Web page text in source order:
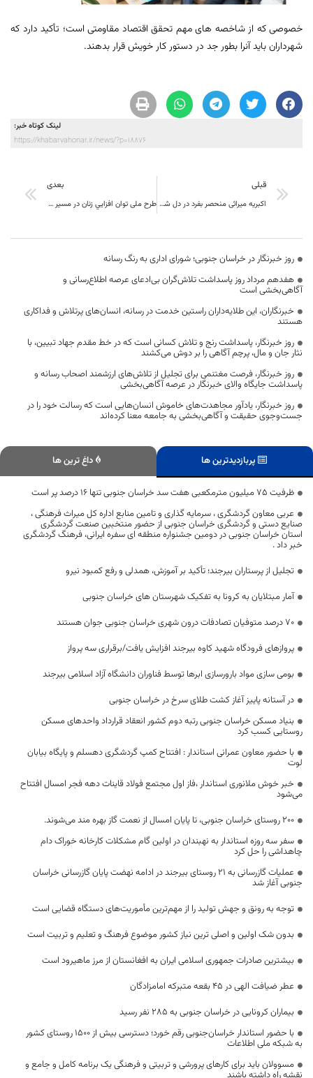
خصوصی که از شاخصه های مهم تحقق اقتصاد مقاومتی است؛ تأکید دارد که
شهرداران باید آنرا بطور جد در دستور کار خویش قرار بدهند.
لینک کوتاه خبر:
https://khabarvahonar.ir/news/?p=18876
قبلی
اکبریه میراثی منحصر بفرد در دل شهر که باید آن را از مشکلات رهاند
بعدی
طرح ملی توان افزايي زنان در مسير كسب و كار در استان اجرا می شود
روز خبرنگار در خراسان جنوبی؛ شورای اداری به رنگ رسانه
هفدهم مرداد روز پاسداشت تلاش‌گران بی‌ادعای عرصه اطلاع‌رسانی و
آگاهی‌بخشی است
خبرنگاران، این طلایه‌داران راستین خدمت در رسانه، انسان‌های پرتلاش و فداکاری
هستند
روز خبرنگار، پاسداشت رنج و تلاش کسانی است که در خط مقدم جهاد تبیین، با
نثار جان و مال، پرچم آگاهی را بر دوش می‌کشند
روز خبرنگار، فرصت مغتنمی برای تجلیل از تلاش‌های ارزشمند اصحاب رسانه و
پاسداشت جایگاه والای خبرنگار در عرصه آگاهی‌بخشی
روز خبرنگار، یادآور مجاهدت‌های خاموش انسان‌هایی است که رسالت خود را در
جست‌وجوی حقیقت و آگاهی‌بخشی به جامعه معنا کرده‌اند
پربازدیدترین ها داغ ترین ها
ظرفیت ۷۵ میلیون مترمکعبی هفت سد خراسان جنوبی تنها ۱۶ درصد پر است
عربی معاون گردشگری ، سرمایه گذاری و تامین منابع اداره کل میراث فرهنگی ،
صنایع دستی و گردشگری خراسان جنوبی از حضور منتخبین صنعت گردشگری
استان خراسان جنوبی در دومین جشنواره منطقه ای سفره ایرانی، فرهنگ گردشگری
خبر داد .
تجلیل از پرستاران بیرجند؛ تأکید بر آموزش، همدلی و رفع کمبود نیرو
آمار مبتلایان به کرونا به تفکیک شهرستان های خراسان جنوبی
۷۰ درصد متوفیان تصادفات درون شهری خراسان جنوبی جوان هستند
پروازهای فرودگاه شهید کاوه بیرجند افزایش یافت/برقراری سه پرواز
بومی سازی مواد بارورسازی ابر‌ها توسط فناوران دانشگاه آزاد اسلامی بیرجند
در آستانه پاییز آغاز کشت طلای سرخ در خراسان جنوبی
بنیاد مسکن خراسان جنوبی رتبه دوم کشور انعقاد قرارداد واحدهای مسکن
روستایی کسب کرد
با حضور معاون عمرانی استاندار : افتتاح کمپ گردشگری دهسلم و پایگاه بیابان
لوت
خبر خوش ملانوری استاندار ،فاز اول مجتمع فولاد قاینات دهه فجر امسال افتتاح
می‌شود
۲۰۰ روستای خراسان جنوبی، تا پایان امسال از نعمت گاز بهره مند می‌شوند.
سفر سه روزه استاندار به نهبندان در اولین گام مشکلات کارخانه خوراک دام
چاهداشی را حل کرد
عملیات گازرسانی به 21 روستای بیرجند در ادامه نهضت پایان گازرسانی خراسان
جنوبی آغاز شد
توجه به رونق و جهش تولید را از مهم‌ترین مأموریت‌های دستگاه قضایی است
بدون شک اولین و اصلی ترین نیاز کشور موضوع فرهنگ و تعلیم و تربیت است
بیشترین صادرات جمهوری اسلامی ایران به افغانستان از مرز ماهیرود است
عطر ضیافت الهی در 45 بقعه متبرکه امامزادگان
بیماران کرونایی در خراسان جنوبی به ۲۸۵ نفر رسید
با حضور استاندار خراسان‌جنوبی رقم خورد؛ دسترسی بیش از ۱۵۰۰ روستای کشور
به شبکه ملی اطلاعات
مسوولان باید برای کارهای پرورشی و تربیتی و فرهنگی یک برنامه کامل و جامع و